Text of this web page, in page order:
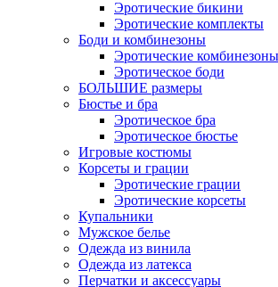
Эротические бикини
Эротические комплекты
Боди и комбинезоны
Эротические комбинезоны
Эротическое боди
БОЛЬШИЕ размеры
Бюстье и бра
Эротическое бра
Эротическое бюстье
Игровые костюмы
Корсеты и грации
Эротические грации
Эротические корсеты
Купальники
Мужское белье
Одежда из винила
Одежда из латекса
Перчатки и аксессуары